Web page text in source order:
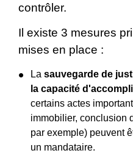
contrôler.
Il existe 3 mesures
mises en place :
La sauvegarde de
la capacité
certains actes
immobilier, conclusion
par exemple) peuvent
un mandataire.